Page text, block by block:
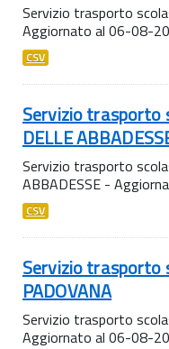
Servizio trasporto
Aggiornato al 06-08-
CSV
Servizio trasporto
DELLE
Servizio trasporto
ABBADESSE -
CSV
Servizio trasporto
PADOVANA
Servizio trasporto
Aggiornato al 06-08-